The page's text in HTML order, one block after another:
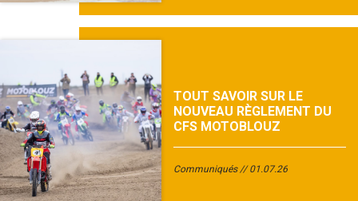
TOUT SAVOIR SUR LE
NOUVEAU RÈGLEMENT DU
CFS MOTOBLOUZ
Communiqués 01.07.26